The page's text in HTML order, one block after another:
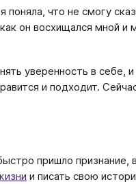
что не смогу
он восхищался мной и
уверенность в себе, и
и подходит.
пришло признание,
и писать свою